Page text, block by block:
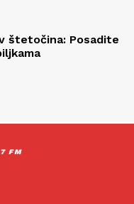
štetočina: Posadite
FM